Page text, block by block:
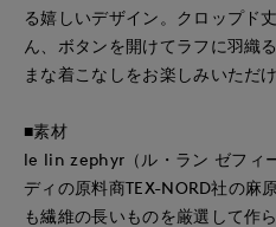
る嬉しいデザイン。クロップド
ん、ボタンを開けてラフに羽織
まな着こなしをお楽しみいただけ
■素材
le lin zephyr（ル・ラン ゼフィ
ディの原料商TEX-NORD社の麻
も繊維の長いものを厳選して作